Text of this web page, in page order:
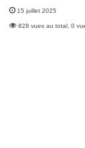
15 juillet 2025
828 vues au total, 0